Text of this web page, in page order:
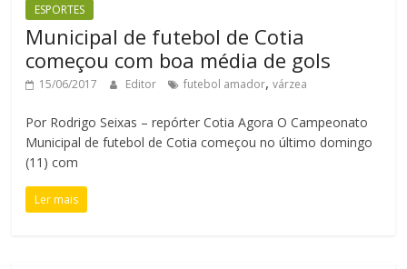
ESPORTES
Municipal de futebol de Cotia
começou com boa média de gols
15/06/2017 Editor futebol amador,várzea
Por Rodrigo Seixas – repórter Cotia Agora O Campeonato
Municipal de futebol de Cotia começou no último domingo
(11) com
Ler mais